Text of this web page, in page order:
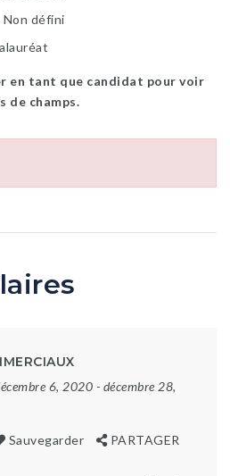
Non défini
en tant que candidat pour voir
de champs.
6, 2020 - décembre 28,
Sauvegarder PARTAGER